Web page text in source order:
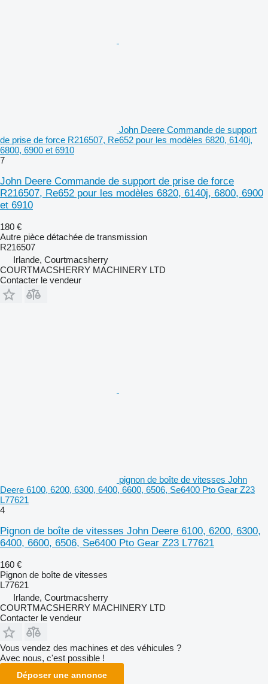
John Deere Commande de support
de prise de force R216507, Re652 pour les modèles 6820, 6140j,
6800, 6900 et 6910
7
John Deere Commande de support de prise de force
R216507, Re652 pour les modèles 6820, 6140j, 6800, 6900
et 6910
180 €
Autre pièce détachée de transmission
R216507
Irlande, Courtmacsherry
COURTMACSHERRY MACHINERY LTD
Contacter le vendeur
pignon de boîte de vitesses John
Deere 6100, 6200, 6300, 6400, 6600, 6506, Se6400 Pto Gear Z23
L77621
4
Pignon de boîte de vitesses John Deere 6100, 6200, 6300,
6400, 6600, 6506, Se6400 Pto Gear Z23 L77621
160 €
Pignon de boîte de vitesses
L77621
Irlande, Courtmacsherry
COURTMACSHERRY MACHINERY LTD
Contacter le vendeur
Vous vendez des machines et des véhicules ?
Avec nous, c'est possible !
Déposer une annonce